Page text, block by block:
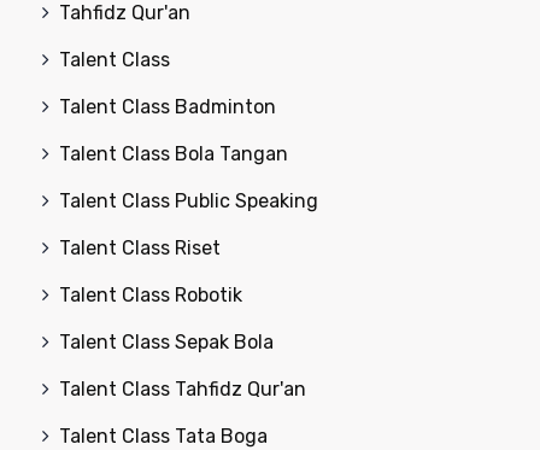
Tahfidz Qur'an
Talent Class
Talent Class Badminton
Talent Class Bola Tangan
Talent Class Public Speaking
Talent Class Riset
Talent Class Robotik
Talent Class Sepak Bola
Talent Class Tahfidz Qur'an
Talent Class Tata Boga